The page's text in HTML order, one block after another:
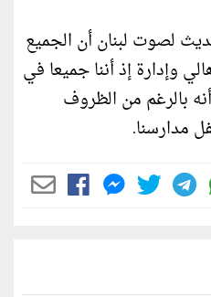
لصوت لبنان أن الجميع
وإدارة إذ أننا جميعا في
بالرغم من الظروف
مدارسنا.